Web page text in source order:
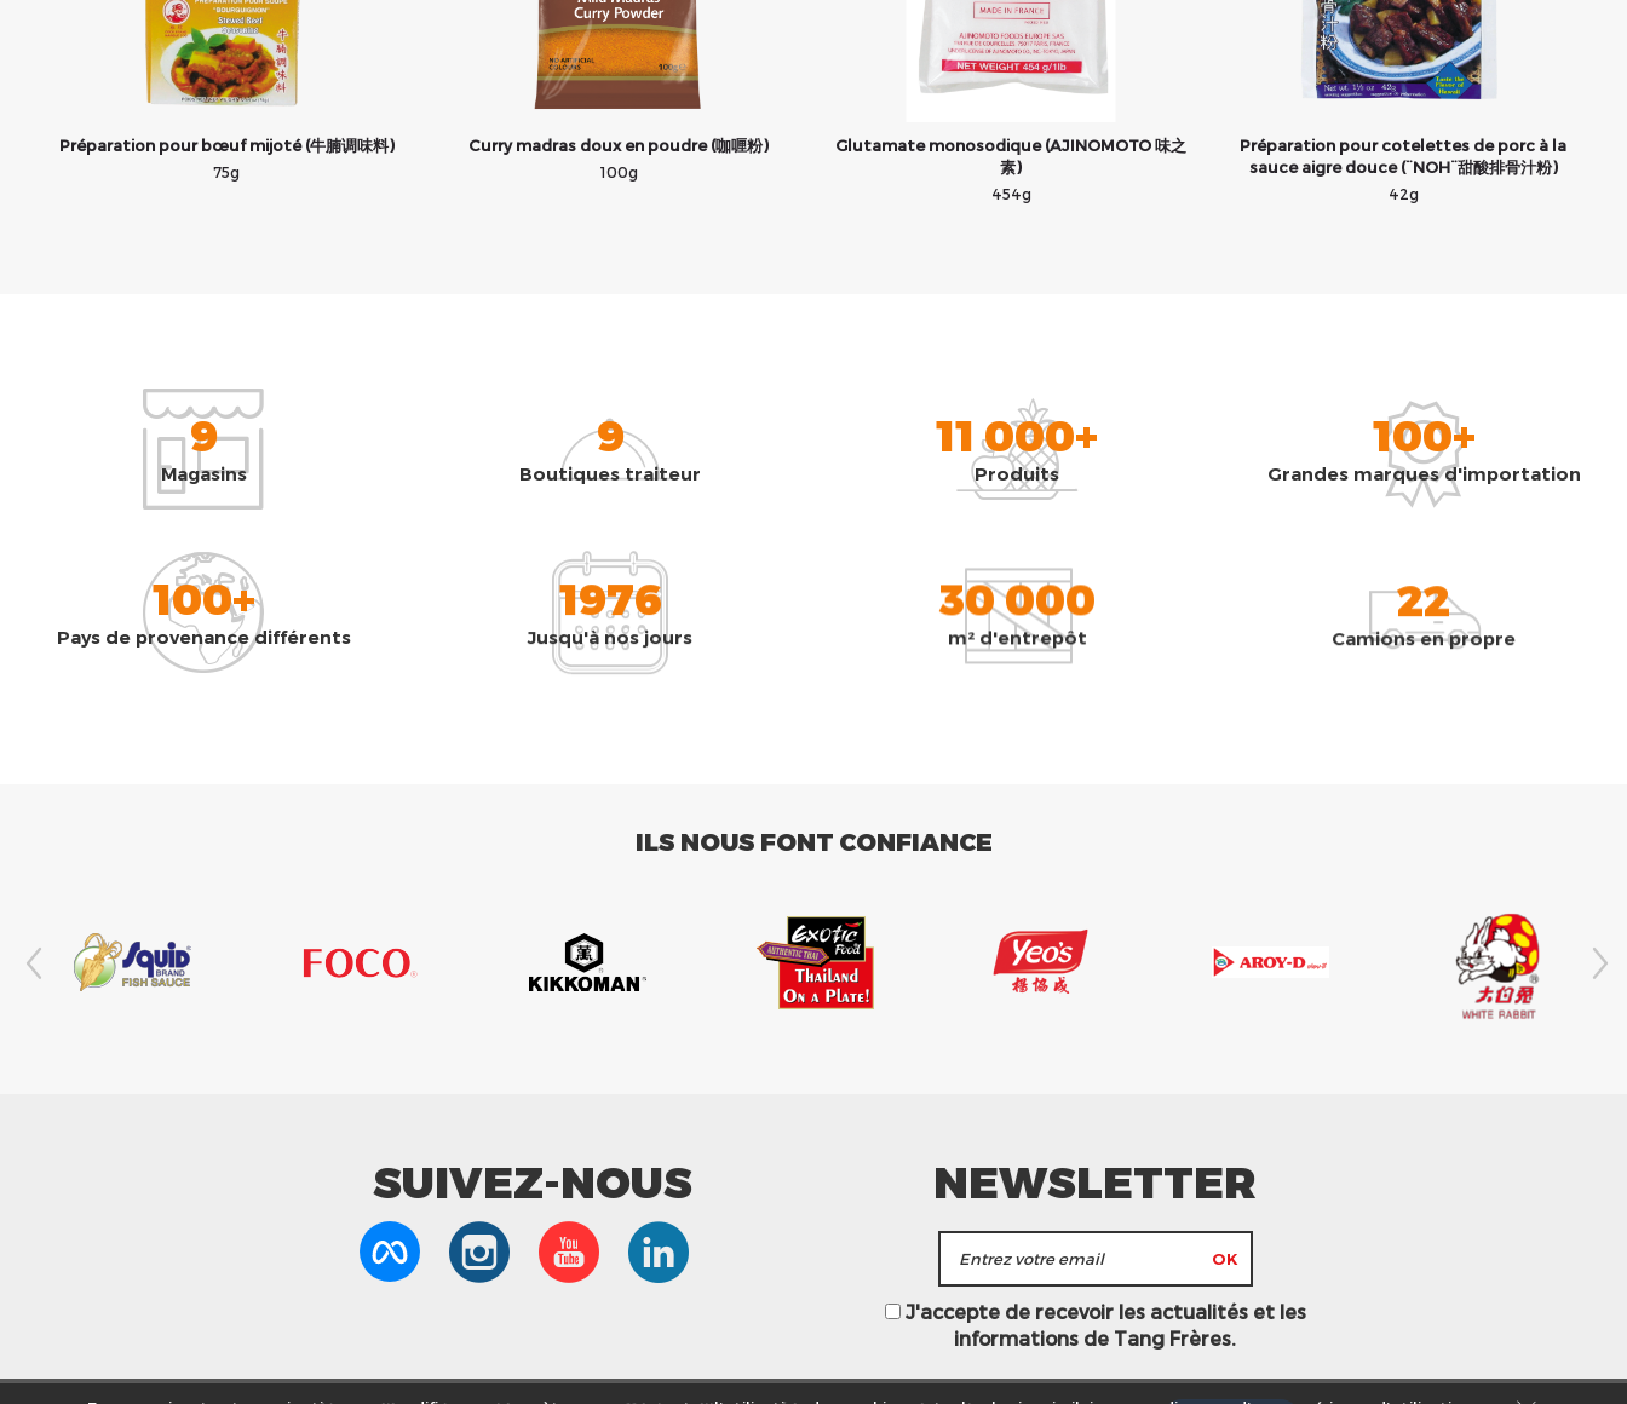
Préparation pour bœuf mijoté (牛腩调味料)
75g
Curry madras doux en poudre (咖喱粉)
100g
Glutamate monosodique (AJINOMOTO 味之
素)
454g
Préparation pour cotelettes de porc à la
sauce aigre douce (¨NOH¨甜酸排骨汁粉)
42g
9
Magasins
9
Boutiques traiteur
11 000+
Produits
100+
Grandes marques d'importation
100+
Pays de provenance différents
1976
Jusqu'à nos jours
30 000
m² d'entrepôt
22
Camions en propre
ILS NOUS FONT CONFIANCE
SUIVEZ-NOUS NEWSLETTER
J'accepte de recevoir les actualités et les
informations de Tang Frères.